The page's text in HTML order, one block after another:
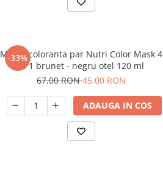
-33%
Masca coloranta par Nutri Color Mask 4
in 1 brunet - negru otel 120 ml
67,00 RON45,00 RON
ADAUGA IN COS